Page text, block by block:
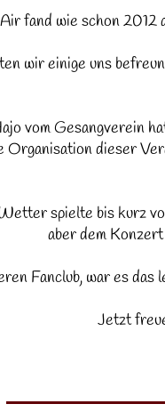
fand wie schon 2012
wir einige uns
vom Gesangverein
Organisation dieser
spielte bis kurz
aber dem
Fanclub, war es
Jetzt